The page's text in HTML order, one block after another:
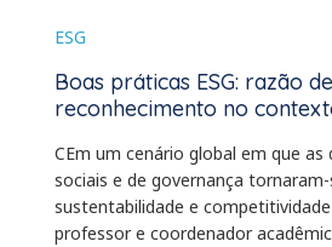
ESG
Boas práticas ESG: razão
reconhecimento no
CEm um cenário global em que
sociais e de governança
sustentabilidade e
professor e coordenador